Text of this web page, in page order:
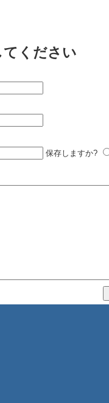
ください
保存しますか?